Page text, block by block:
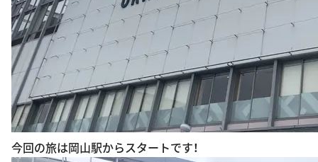
今回の旅は岡山駅からスタートです！